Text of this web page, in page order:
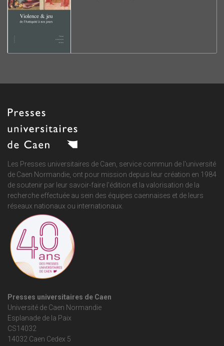
Les Presses universitaires de Caen, service commun de l'université
de Caen Normandie, ont pour mission depuis leur création en 1984
de soutenir par leur savoir-faire l'édition et la valorisation de la
recherche effectuée au sein des équipes caennaises et de leurs
réseaux nationaux ou internationaux.
Presses universitaires de Caen
Université de Caen Normandie
Esplanade de la Paix
CS14032
14032 Caen Cedex 5